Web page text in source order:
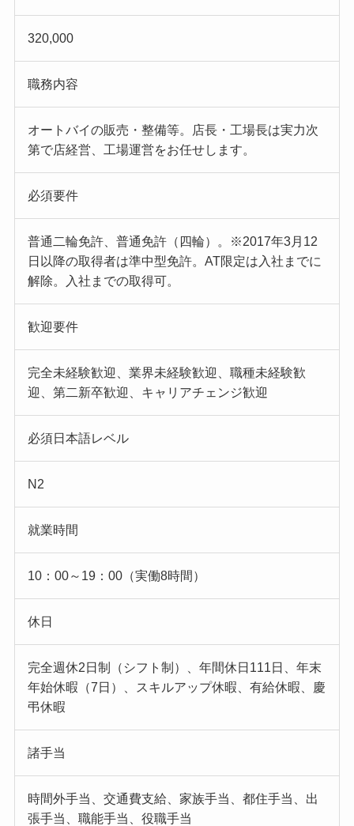
320,000
職務内容
オートバイの販売・整備等。店長・工場長は実力次
第で店経営、工場運営をお任せします。
必須要件
普通二輪免許、普通免許（四輪）。※2017年3月12
日以降の取得者は準中型免許。AT限定は入社までに
解除。入社までの取得可。
歓迎要件
完全未経験歓迎、業界未経験歓迎、職種未経験歓
迎、第二新卒歓迎、キャリアチェンジ歓迎
必須日本語レベル
N2
就業時間
10：00～19：00（実働8時間）
休日
完全週休2日制（シフト制）、年間休日111日、年末
年始休暇（7日）、スキルアップ休暇、有給休暇、慶
弔休暇
諸手当
時間外手当、交通費支給、家族手当、都住手当、出
張手当、職能手当、役職手当